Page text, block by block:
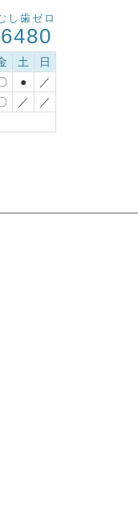
6480
し歯ゼロ
土
日
●
／
／
／